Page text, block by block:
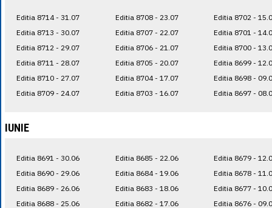
Editia 8714 - 31.07
Editia 8713 - 30.07
Editia 8712 - 29.07
Editia 8711 - 28.07
Editia 8710 - 27.07
Editia 8709 - 24.07
Editia 8708 - 23.07
Editia 8707 - 22.07
Editia 8706 - 21.07
Editia 8705 - 20.07
Editia 8704 - 17.07
Editia 8703 - 16.07
Editia 8702 -
Editia 8701 -
Editia 8700 -
Editia 8699 -
Editia 8698 -
Editia 8697 -
IUNIE
Editia 8691 - 30.06
Editia 8690 - 29.06
Editia 8689 - 26.06
Editia 8688 - 25.06
Editia 8685 - 22.06
Editia 8684 - 19.06
Editia 8683 - 18.06
Editia 8682 - 17.06
Editia 8679 -
Editia 8678 -
Editia 8677 -
Editia 8676 -